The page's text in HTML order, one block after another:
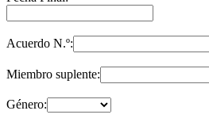
Acuerdo N.º:
Miembro suplente:
Género: